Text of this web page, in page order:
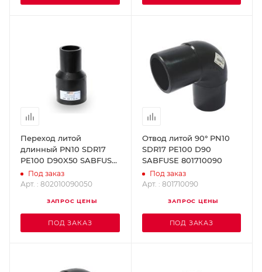
Переход литой
длинный PN10 SDR17
PE100 D90X50 SABFUSE
802010090050
Под заказ
Арт. : 802010090050
ЗАПРОС ЦЕНЫ
ПОД ЗАКАЗ
Отвод литой 90° PN10
SDR17 PE100 D90
SABFUSE 801710090
Под заказ
Арт. : 801710090
ЗАПРОС ЦЕНЫ
ПОД ЗАКАЗ